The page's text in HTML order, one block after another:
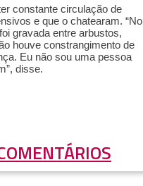
constante circulação de
e que o chatearam. “No
gravada entre arbustos,
houve constrangimento de
Eu não sou uma pessoa
disse.